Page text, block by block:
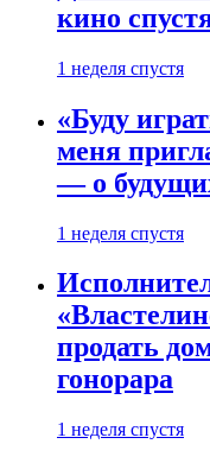
кино
1 неделя спустя
«Буду
меня
— о
1 неделя спустя
продать
гонорара
1 неделя спустя